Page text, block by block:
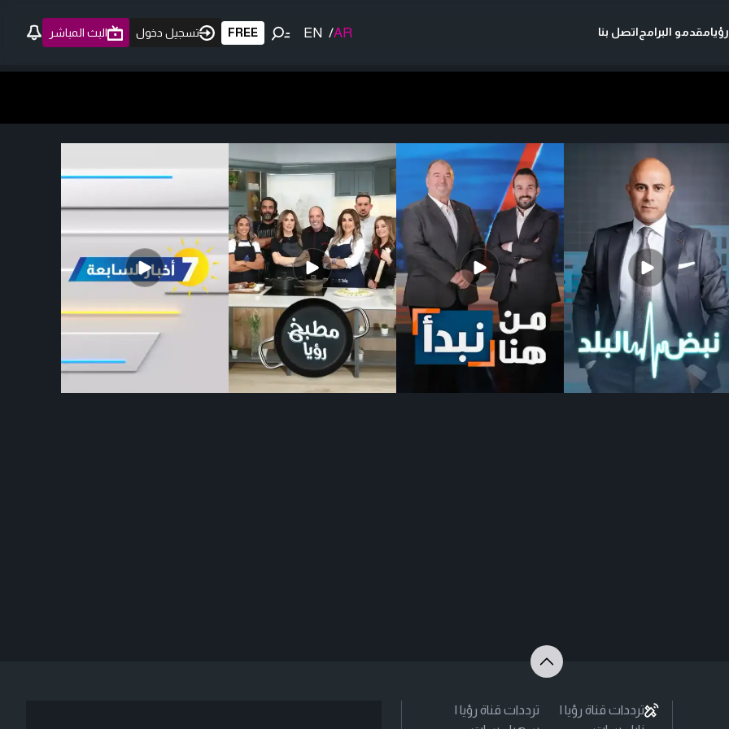
مقدمو البرامجاتصل بنا AR
/
EN
FREE تسجيل دخول البث المباشر
ترددات قناة رؤيا |
ترددات قناة رؤيا |